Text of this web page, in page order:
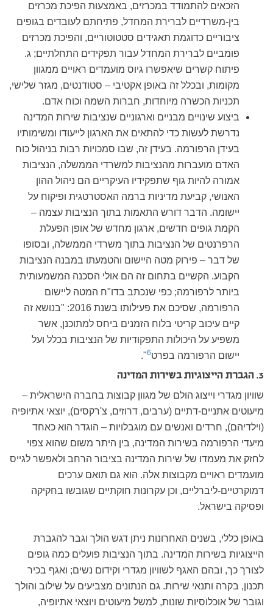
הזכאים להתמודד במכרזים, באמצעות הפיכת מכרזים
בין-משרדיים לברירת המחדל, פתיחתם לעובדים בגופים
ציבוריים כדוגמת תאגידים סטטוטוריים, והפיכת מכרזים
פומביים לברירת המחדל עבור תפקידים התחלתיים; ג.
פיתוח קשרים שיאפשרו גיוס מועמדים ראויים ממגוון
מקומות, ובכלל זה באופן אקטיבי – סטודנטים, מגזר שלישי,
תכניות הכשרה מיוחדות, חברות השמה וכוח אדם.
ביצוע שינויים מבניים וארגוניים שנציבות שירות המדינה
נדרשת לעשות כדי להתאים את הארגון לייעודו ומשימותיו
בעידן הרפורמה. בעידן זה, שבו סמכויות רבות בניהול כוח
האדם מועברות מהנציבות למשרדי הממשלה, הנציבות
אמורה להיות גוף שתפקידיו העיקריים הם ניהול ההון
האנושי, קביעת מדיניות ברמה האסטרטגית ופיקוח על
יישומה. הדבר דורש התאמות בתוך הנציבות עצמה –
הקמת גופים חדשים, ארגון מחדש של אופן הפעלת
הרפרנטים של הנציבות בתוך משרדי הממשלה, ובסופו
של דבר – פירוק מטה היישום והטמעתו במבנה הנציבות
הקבוע. הקשיים בתחום זה הם אולי הסכנה המשמעותית
ביותר לרפורמה; כפי שנכתב בדו"ח המטה ליישום
הרפורמה, שסיכם את פעילותו בשנת 2016: "בנושא זה
קיים עיכוב קריטי בלוח הזמנים ביחס למתוכנן, אשר
משפיע על היכולות התפקודיות של הנציבות בכלל ועל
יישום הרפורמה בפרט6
".
3. הגברת הייצוגיות בשירות המדינה
שוויון מגדרי וייצוג הולם של מגוון קבוצות בחברה הישראלית –
מיעוטים אתניים-דתיים (ערבים, דרוזים, צ'רקסים), יוצאי אתיופיה
(וילדיהם), חרדים ואנשים עם מוגבלויות – הוגדר הוא כאחד
מיעדי הרפורמה בשירות המדינה, בין היתר משום שהוא צפוי
לחזק את מעמדו של שירות המדינה בציבור הרחב ולאפשר לגייס
מועמדים ראויים מקבוצות אלה. הוא גם תואם ערכים
דמוקרטיים-ליברליים, וכן עקרונות חוקתיים שגובשו בחקיקה
ופסיקה בישראל.
באופן כללי, בשנים האחרונות ניתן דגש הולך וגבר להגברת
הייצוגיות בשירות המדינה. בתוך הנציבות פועלים כמה גופים
לצורך כך, ובהם האגף לשוויון מגדרי וקידום נשים; ואגף בכיר
תכנון, בקרה ותנאי שירות. גם הנתונים מצביעים על שילוב והולך
וגובר של אוכלוסיות שונות, למשל מיעוטים ויוצאי אתיופיה,